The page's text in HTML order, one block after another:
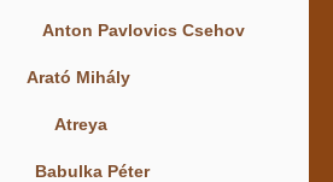
Anton Pavlovics Csehov
Arató Mihály
Atreya
Babulka Péter